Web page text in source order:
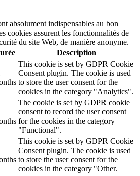
absolument indispensables au bon
cookies assurent les fonctionnalités de
du site Web, de manière anonyme.
Description
This cookie is set by GDPR Cookie
Consent plugin. The cookie is used
to store the user consent for the
cookies in the category "Analytics".
The cookie is set by GDPR cookie
consent to record the user consent
for the cookies in the category
"Functional".
This cookie is set by GDPR Cookie
Consent plugin. The cookie is used
to store the user consent for the
cookies in the category "Other.